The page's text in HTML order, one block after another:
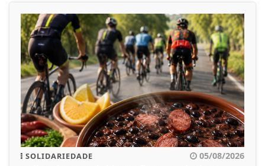
SOLIDARIEDADE 05/08/2026